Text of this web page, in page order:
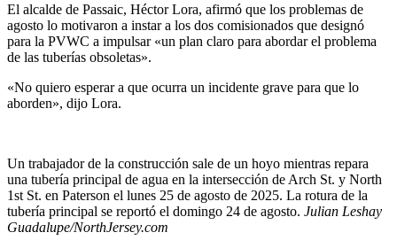
El alcalde de Passaic, Héctor Lora, afirmó que los problemas de
agosto lo motivaron a instar a los dos comisionados que designó
para la PVWC a impulsar «un plan claro para abordar el problema
de las tuberías obsoletas».
«No quiero esperar a que ocurra un incidente grave para que lo
aborden», dijo Lora.
Un trabajador de la construcción sale de un hoyo mientras repara
una tubería principal de agua en la intersección de Arch St. y North
1st St. en Paterson el lunes 25 de agosto de 2025. La rotura de la
tubería principal se reportó el domingo 24 de agosto. Julian Leshay
Guadalupe/NorthJersey.com